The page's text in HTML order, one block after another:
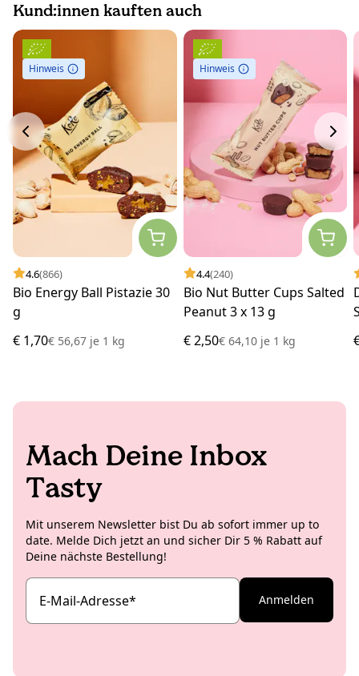
Kund:innen kauften auch
Hinweis
4.6(866)
Bio Energy Ball Pistazie 30
g
€ 1,70€ 56,67 je 1 kg
Hinweis
4.4(240)
Bio Nut Butter Cups Salted
Peanut 3 x 13 g
€ 2,50€ 64,10 je1 kg
Mach Deine Inbox
Tasty
Mit unserem Newsletter bist Du ab sofort immer up to
date. Melde Dich jetzt an und sicher Dir 5 % Rabatt auf
Deine nächste Bestellung!
E-Mail-Adresse* Anmelden